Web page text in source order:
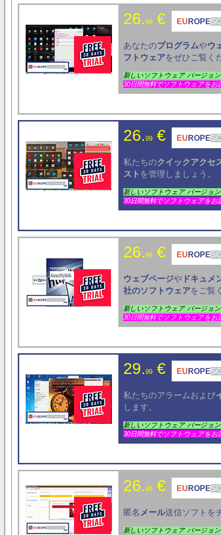
26. 99€ EU ROPE
あなたのプログラムやウ
フトウェアをぜひご覧く
新しいソフトウェア バージョ
30日間無料でソフトウェアをお
26. 99€ EU ROPE
私たちのクイックアクセ
スト を管理しましょう。
新しいソフトウェア バージョ
30日間無料でソフトウェアをお
26. 99€ EU ROPE
ウェブページや ドキュメ
社のソフトウェアをご覧
新しいソフトウェア バージョ
30日間無料でソフトウェアをお
29. 99€ EU ROPE
私たちのアラームおよび
します。
新しいソフトウェア バージョ
30日間無料でソフトウェアをお
26. 99€ EU ROPE
匿名メール送信ソフトを
新しいソフトウェア バージョ